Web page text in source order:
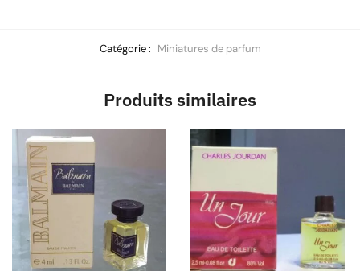
Catégorie : Miniatures de parfum
Produits similaires